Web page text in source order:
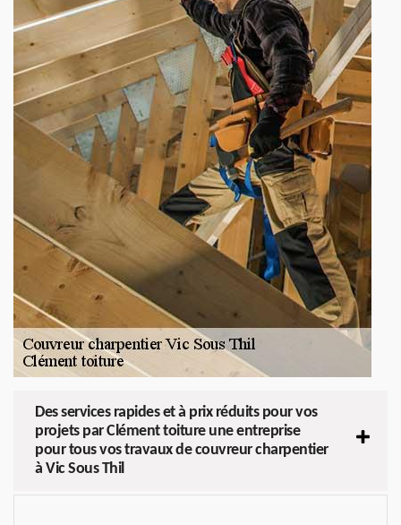
Des services rapides et à prix réduits pour vos
projets par Clément toiture une entreprise
pour tous vos travaux de couvreur charpentier
à Vic Sous Thil